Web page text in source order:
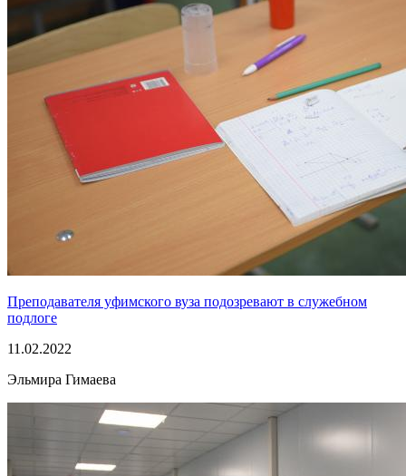
Преподавателя уфимского вуза подозревают в служебном
подлоге
11.02.2022
Эльмира Гимаева